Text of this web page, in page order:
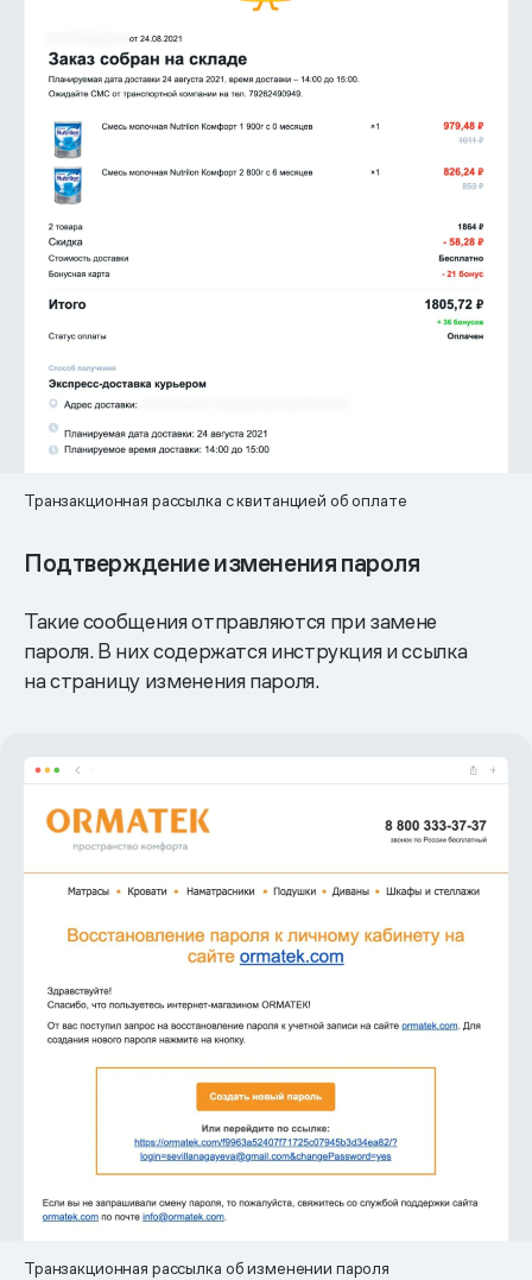
Транзакционная рассылка с квитанцией об оплате
Подтверждение изменения пароля
Такие сообщения отправляются при замене
пароля. В них содержатся инструкция и ссылка
на страницу изменения пароля.
Транзакционная рассылка об изменении пароля